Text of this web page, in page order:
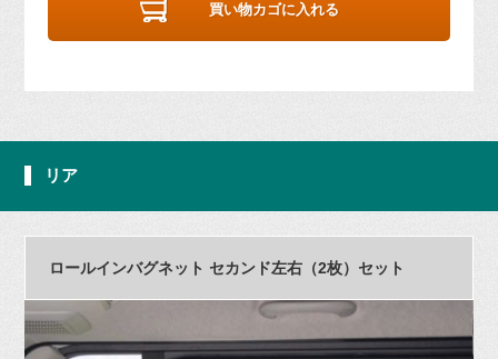
買い物カゴに入れる
リア
ロールインバグネット セカンド左右（2枚）セット